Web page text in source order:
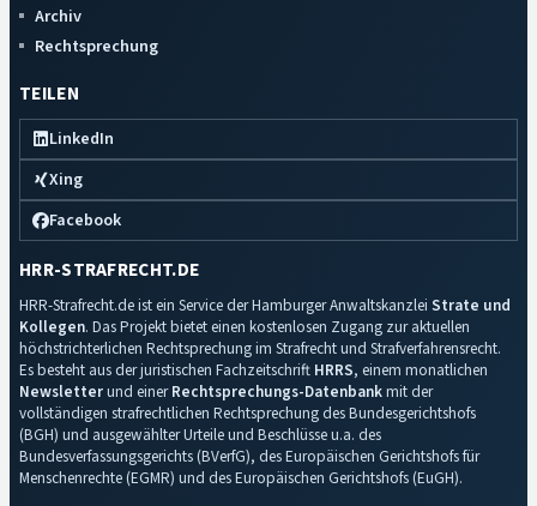
Archiv
Rechtsprechung
TEILEN
LinkedIn
Xing
Facebook
HRR-STRAFRECHT.DE
HRR-Strafrecht.de ist ein Service der Hamburger Anwaltskanzlei Strate und
Kollegen. Das Projekt bietet einen kostenlosen Zugang zur aktuellen
höchstrichterlichen Rechtsprechung im Strafrecht und Strafverfahrensrecht.
Es besteht aus der juristischen Fachzeitschrift HRRS, einem monatlichen
Newsletterund einerRechtsprechungs-Datenbankmit der
vollständigen strafrechtlichen Rechtsprechung des Bundesgerichtshofs
(BGH) und ausgewählter Urteile und Beschlüsse u.a. des
Bundesverfassungsgerichts (BVerfG), des Europäischen Gerichtshofs für
Menschenrechte (EGMR) und des Europäischen Gerichtshofs (EuGH).